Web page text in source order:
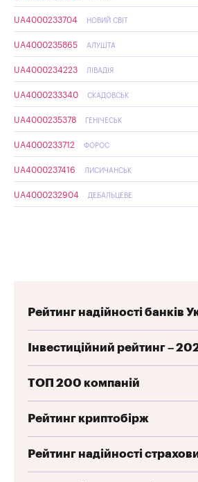
UA4000233704 НОВИЙ СВІТ
UA4000235865 АЛУШТА
UA4000234223 ЛІВАДІЯ
UA4000233340 СКАДОВСЬК
UA4000235378 ГЕНІЧЕСЬК
UA4000233712 ФОРОС
UA4000237416 ЛИСИЧАНСЬК
UA4000232904 ДЕБАЛЬЦЕВЕ
Рейтинг надійності банків
Інвестиційний рейтинг –
ТОП 200 компаній
Рейтинг криптобірж
Рейтинг надійності